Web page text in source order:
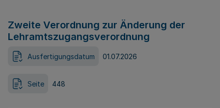
Zweite Verordnung zur Änderung der
Lehramtszugangsverordnung
Ausfertigungsdatum 01.07.2026
Seite 448